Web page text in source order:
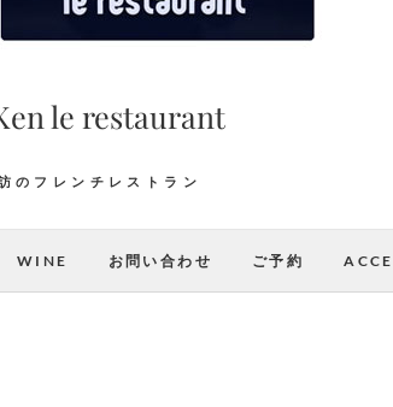
le restaurant
のフレンチレストラン
WINE お問い合わせ ご予約